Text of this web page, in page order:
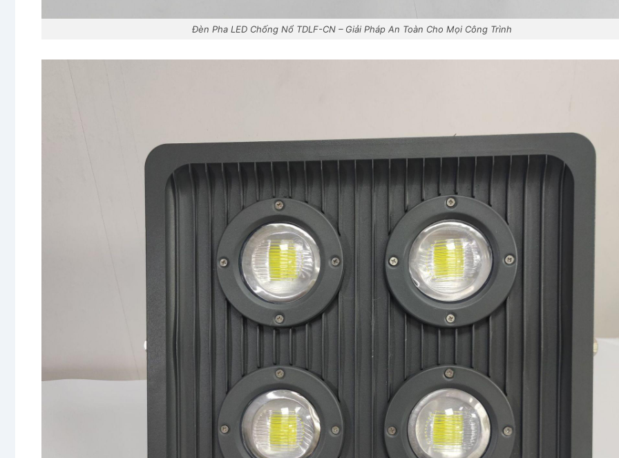
Đèn Pha LED Chống Nổ TDLF-CN – Giải Pháp An Toàn Cho Mọi Công Trình